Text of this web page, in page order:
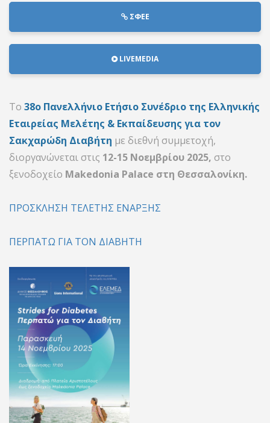
ΣΦΕΕ
LIVEMEDIA
Το 38ο Πανελλήνιο Ετήσιο Συνέδριο της Ελληνικής
Εταιρείας Μελέτης & Εκπαίδευσης για τον
Σακχαρώδη Διαβήτη με διεθνή συμμετοχή,
διοργανώνεται στις 12-15 Νοεμβρίου 2025, στο
ξενοδοχείο Makedonia Palace στη Θεσσαλονίκη.
ΠΡΟΣΚΛΗΣΗ ΤΕΛΕΤΗΣ ΕΝΑΡΞΗΣ
ΠΕΡΠΑΤΩ ΓΙΑ ΤΟΝ ΔΙΑΒΗΤΗ